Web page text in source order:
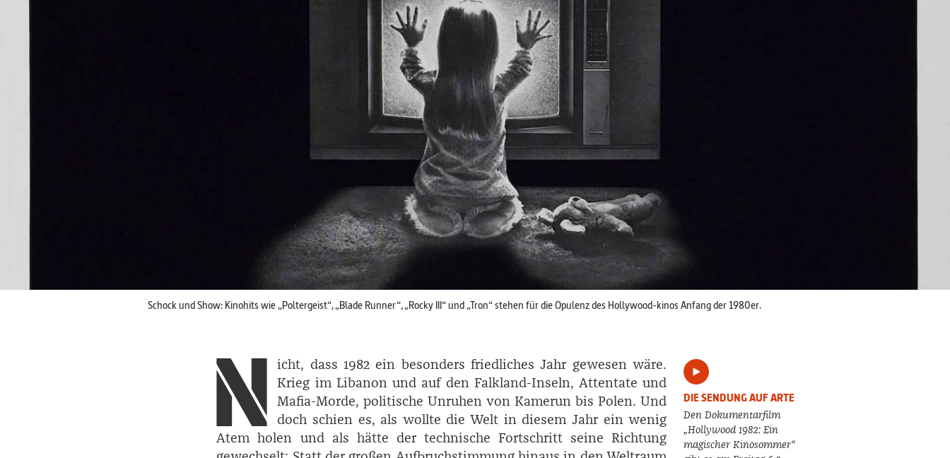
Schock und Show: Kinohits wie „Poltergeist“, „Blade Runner“, „Rocky III“ und „Tron“ stehen für die Opulenz des Hollywood-kinos Anfang der 1980er.
N icht, dass 1982 ein besonders friedliches Jahr gewesen wäre.
Krieg im Libanon und auf den Falkland-Inseln, Attentate und
Mafia-Morde, politische Unruhen von Kamerun bis Polen. Und
doch schien es, als wollte die Welt in diesem Jahr ein wenig
Atem holen und als hätte der technische Fortschritt seine Richtung
DIE SENDUNG AUF ARTE
Den Dokumentarfilm
„Hollywood 1982: Ein
magischer Kinosommer“